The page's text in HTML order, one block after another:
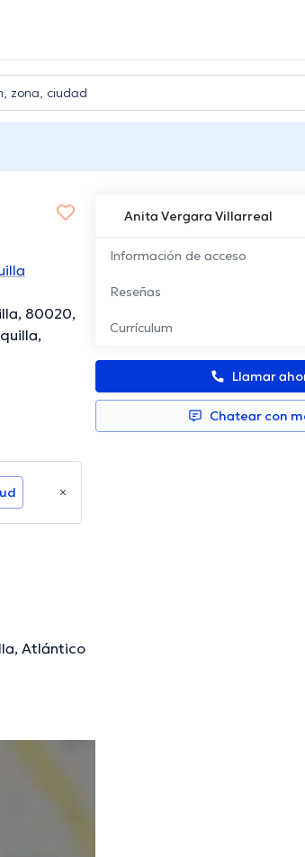
Anita Vergara Villarreal
Información de acceso
Reseñas
Currículum
Llamar
Chatear con
80020,
Atlántico